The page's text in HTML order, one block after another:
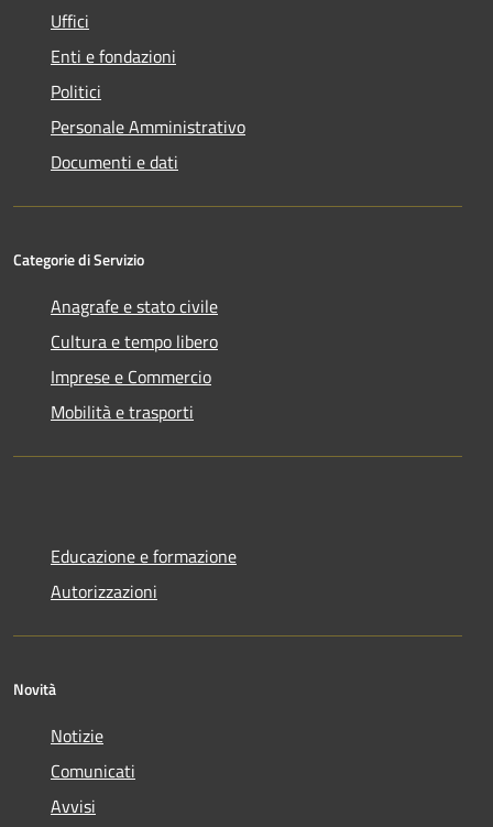
Uffici
Enti e fondazioni
Politici
Personale Amministrativo
Documenti e dati
Categorie di Servizio
Anagrafe e stato civile
Cultura e tempo libero
Imprese e Commercio
Mobilità e trasporti
Educazione e formazione
Autorizzazioni
Novità
Notizie
Comunicati
Avvisi